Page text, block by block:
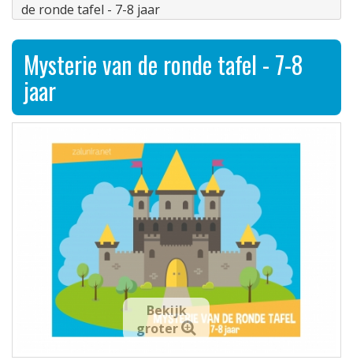
de ronde tafel - 7-8 jaar
Mysterie van de ronde tafel - 7-8
jaar
Bekijk
groter